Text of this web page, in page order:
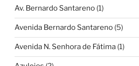
Av. Bernardo Santareno (1)
Avenida Bernardo Santareno (5)
Avenida N. Senhora de Fátima (1)